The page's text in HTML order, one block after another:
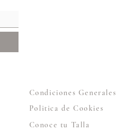
Condiciones Generales
Politica de Cookies
Conoce tu Talla